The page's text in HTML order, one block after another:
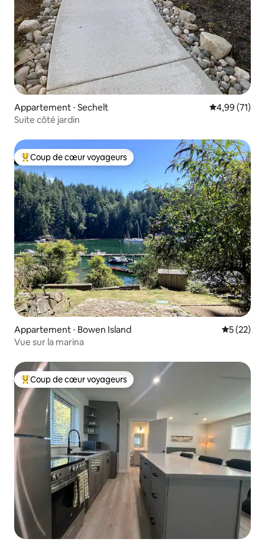
Appartement ⋅ Sechelt Évaluation
4,99 (71)
Suite côté jardin
Coups de cœur voyageurs les plus appréciés
Coup de cœur voyageurs
Appartement ⋅ Bowen Island
5 (22)
Vue sur la marina
Coups de cœur voyageurs les plus appréciés
Coup de cœur voyageurs